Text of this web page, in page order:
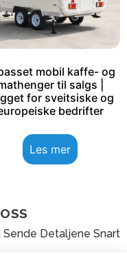
mobil kaffe- og
til salgs |
for sveitsiske og
bedrifter
Les mer
Detaljene Snart